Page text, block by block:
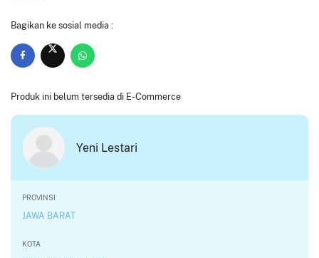
Bagikan ke sosial media :
Produk ini belum tersedia di E-Commerce
Yeni Lestari
PROVINSI
JAWA BARAT
KOTA